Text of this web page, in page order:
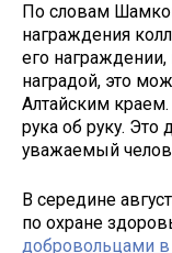
По словам
награждения
его
наградой, это
Алтайским
рука об руку. Это
уважаемый
В середине
по охране
добровольцами